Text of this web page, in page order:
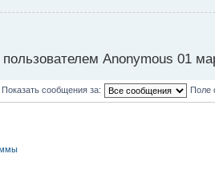
Anonymous 01
Показать сообщения за: Поле